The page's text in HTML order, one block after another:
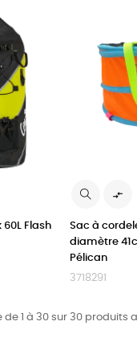
Flash

Sac à
diamètre
Pélican
3718291
de 1 à 30 sur 30 produits